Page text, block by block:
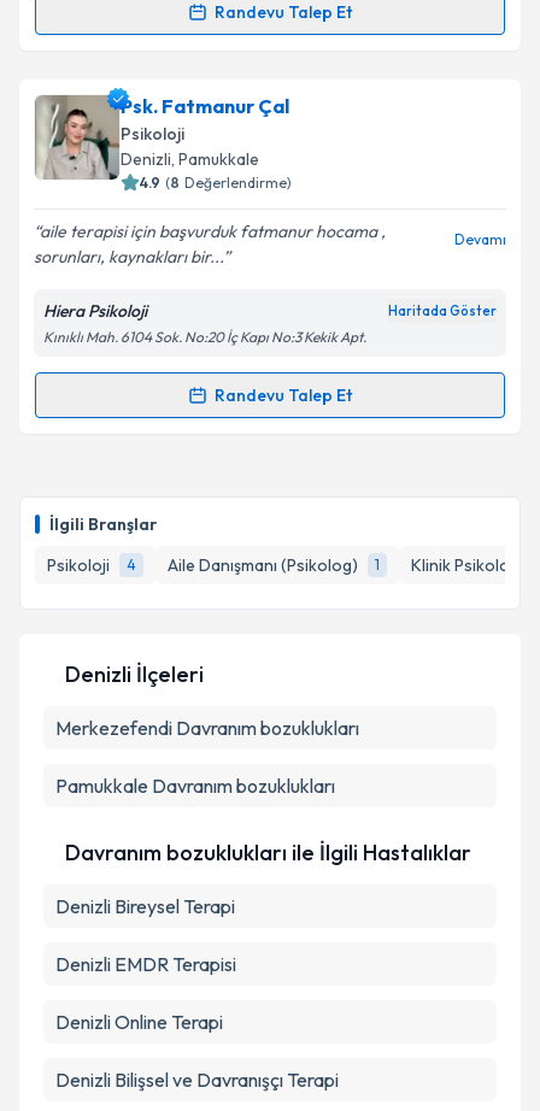
İlgili Branşlar
Psikoloji
4 Aile Danışmanı (Psikolog) 1 Klinik Psikolog
Randevu Talep Et
Randevu Takvimi Talebi
Psk. Cennet Büşra Vuraliçin randevu takvimi talebi
oluşturun. Size bu uzmandan randevu almanız için bir
takvim hazırlandığında e-posta ile bilgilendireceğiz.
Kişisel verilerimin işlenmesine ilişkin
Aydınlatma
Metni'ni okudum ve kişisel verilerimin belirtilen
kapsamda işlenmesini kabul ediyorum.
Psk. Fatmanur Çal
Psikoloji
Denizli, Pamukkale
4.9 (8 Değerlendirme)
aile terapisi için başvurduk fatmanur hocama ,
sorunları, kaynakları bir...
Devamı
Hiera Psikoloji Haritada Göster
Kınıklı Mah. 6104 Sok. No:20 İç Kapı No:3 Kekik Apt.
Randevu Talep Et
Randevu Takvimi Talebi
takvim hazırlandığında e-posta ile bilgilendireceğiz.
E-posta Adresiniz
Metni'ni okudum ve kişisel verilerimin belirtilen
Denizli İlçeleri
Merkezefendi Davranım bozuklukları
Pamukkale Davranım bozuklukları
Davranım bozuklukları ile İlgili Hastalıklar
Denizli Bireysel Terapi
Denizli EMDR Terapisi
Denizli Online Terapi
Denizli Bilişsel ve Davranışçı Terapi